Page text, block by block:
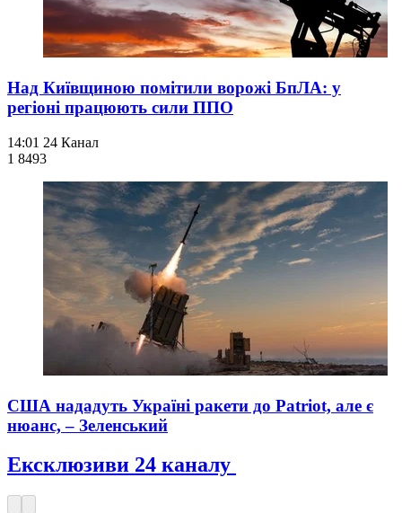
Над Київщиною помітили ворожі БпЛА: у
регіоні працюють сили ППО
14:01 24 Канал
1 8493
США нададуть Україні ракети до Patriot, але є
нюанс, – Зеленський
Ексклюзиви 24 каналу